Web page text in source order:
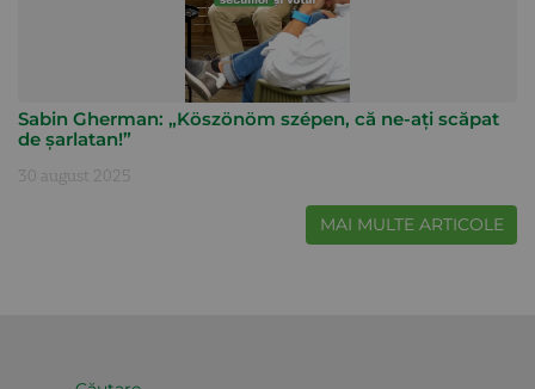
Sabin Gherman: „Köszönöm szépen, că ne-ați scăpat
de șarlatan!”
30 august 2025
MAI MULTE ARTICOLE